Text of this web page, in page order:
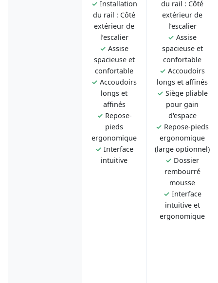
✓ Installation
du rail : Côté
extérieur de
l’escalier
✓ Assise
spacieuse et
confortable
✓ Accoudoirs
longs et
affinés
✓ Repose-
pieds
ergonomique
✓ Interface
intuitive
du rail : Côté
extérieur de
l’escalier
✓ Assise
spacieuse et
confortable
✓ Accoudoirs
longs et affinés
✓ Siège pliable
pour gain
d'espace
✓ Repose-pieds
ergonomique
(large optionnel)
✓ Dossier
rembourré
mousse
✓ Interface
intuitive et
ergonomique